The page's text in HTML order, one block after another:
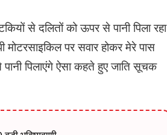
से दलितों को ऊपर से पानी पिला रहा
मोटरसाइकिल पर सवार होकर मेरे पास
पिलाएंगे ऐसा कहते हुए जाति सूचक